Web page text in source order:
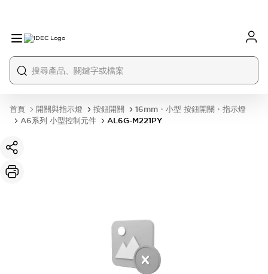
首頁 開關與指示燈 按鈕開關
16mm・小型 按鈕開關・指示燈
A6系列 小型控制元件
AL6G-M221PY